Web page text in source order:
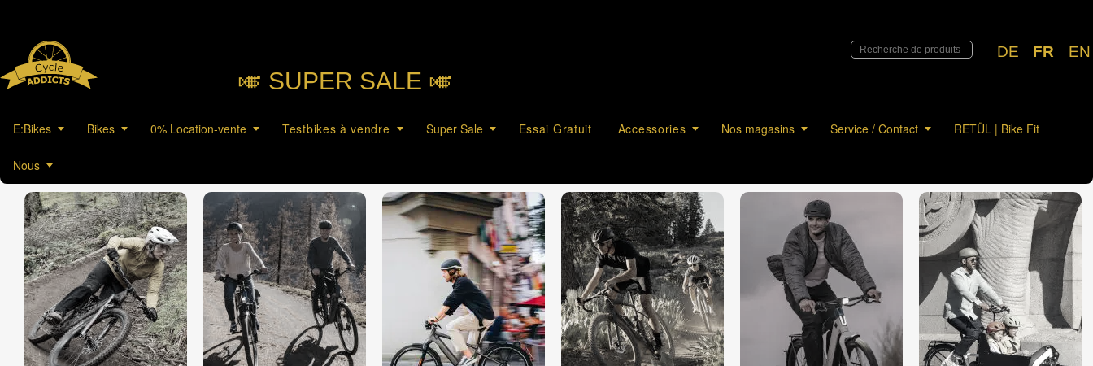
DE FR EN
🎺︎ SUPER SALE 🎺︎
E:Bikes Bikes 0% Location-vente Testbikes à vendre Super Sale Essai Gratuit Accessories Nos magasins Service / Contact RETÜL | Bike Fit
Nous